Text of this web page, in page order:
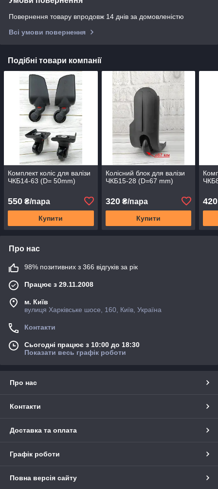
Повернення товару впродовж 14 днів за домовленістю
Всі умови повернення
Подібні товари компанії
Комплект коліс для валізи
ЧКБ14-63 (D= 50mm)
550 ₴/пара
Купити
Колісний блок для валізи
ЧКБ15-28 (D=67 mm)
320₴/пара
Купити
420
Про нас
98% позитивних з 366 відгуків за рік
Працює з 29.11.2008
м. Київ
вулиця Харківське шосе, 160, Київ, Україна
Контакти
Сьогодні працює з 10:00 до 18:30
Показати весь графік роботи
Про нас
Контакти
Доставка та оплата
Графік роботи
Повна версія сайту